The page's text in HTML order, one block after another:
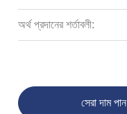
অর্থ প্রদানের শর্তাবলী:
সেরা দাম পান